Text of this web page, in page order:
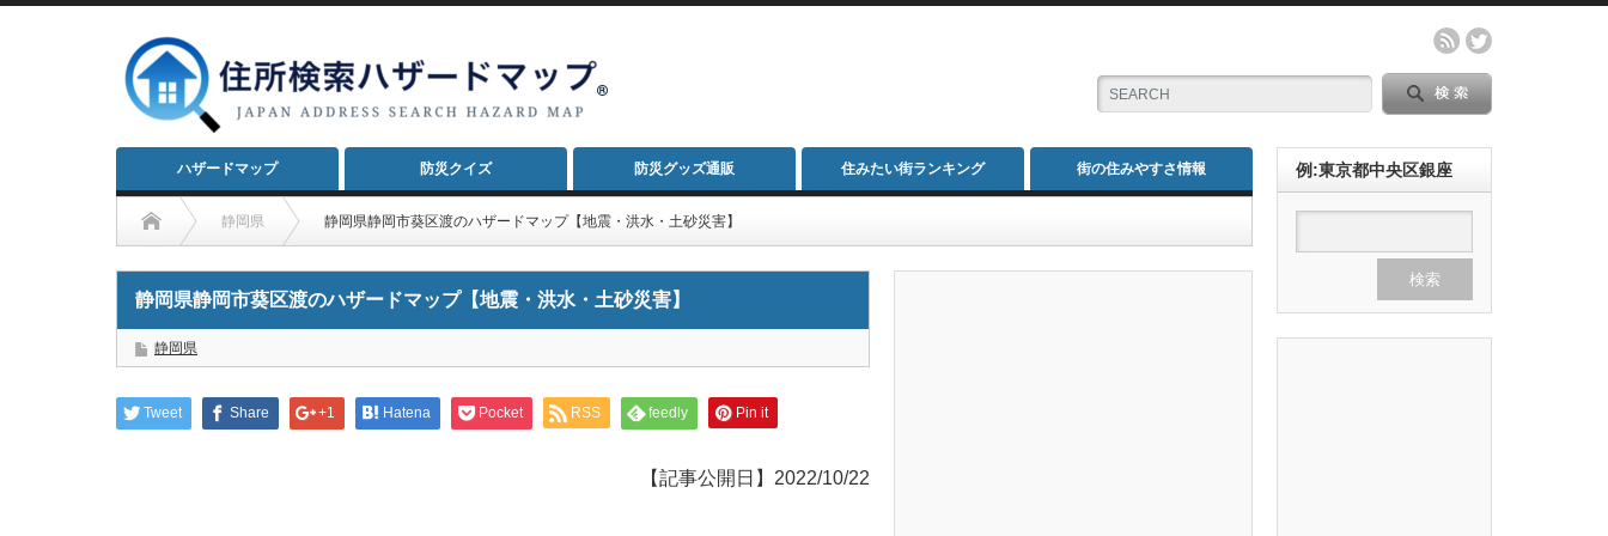
ハザードマップ 防災クイズ 防災グッズ通販 住みたい街ランキング 街の住みやすさ情報
静岡県 静岡県静岡市葵区渡のハザードマップ【地震・洪水・土砂災害】
静岡県静岡市葵区渡のハザードマップ【地震・洪水・土砂災害】
静岡県
Tweet Share +1 Hatena Pocket RSS feedly Pin it
【記事公開日】2022/10/22
例:東京都中央区銀座